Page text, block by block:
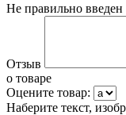
Не правильно введен
Отзыв
о товаре
Оцените товар:
Наберите текст,